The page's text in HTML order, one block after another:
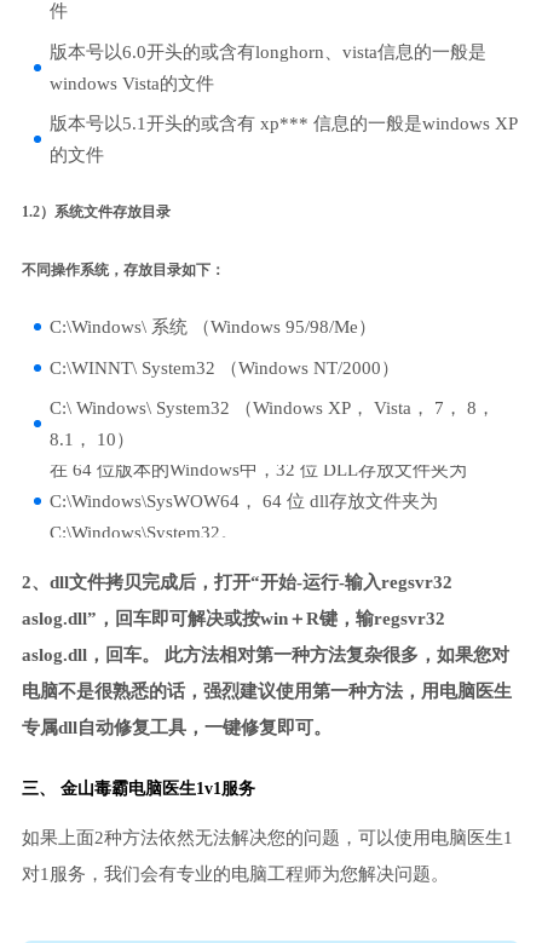
件
版本号以6.0开头的或含有longhorn、vista信息的一般是
windows Vista的文件
版本号以5.1开头的或含有 xp*** 信息的一般是windows XP
的文件
1.2）系统文件存放目录
不同操作系统，存放目录如下：
C:\Windows\ 系统 （Windows 95/98/Me）
C:\WINNT\ System32 （Windows NT/2000）
C:\ Windows\ System32 （Windows XP， Vista， 7， 8，
8.1， 10）
在 64 位版本的Windows中，32 位 DLL存放文件夹为
C:\Windows\SysWOW64， 64 位 dll存放文件夹为
C:\Windows\System32。
2、dll文件拷贝完成后，打开“开始-运行-输入regsvr32
aslog.dll”，回车即可解决或按win＋R键，输regsvr32
aslog.dll，回车。 此方法相对第一种方法复杂很多，如果您对
电脑不是很熟悉的话，强烈建议使用第一种方法，用电脑医生
专属dll自动修复工具，一键修复即可。
三、 金山毒霸电脑医生1v1服务
如果上面2种方法依然无法解决您的问题，可以使用电脑医生1
对1服务，我们会有专业的电脑工程师为您解决问题。